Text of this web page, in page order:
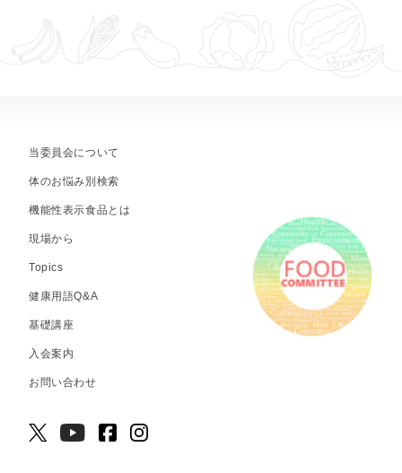
当委員会について
体のお悩み別検索
機能性表示食品とは
現場から
Topics
健康用語Q&A
基礎講座
入会案内
お問い合わせ